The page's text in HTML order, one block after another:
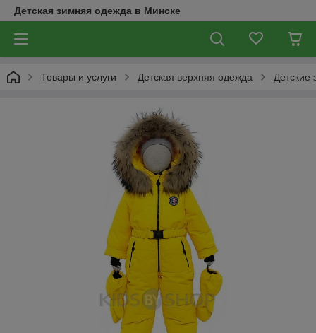
Детская зимняя одежда в Минске
Товары и услуги Детская верхняя одежда Детские